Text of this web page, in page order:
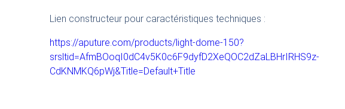
Lien constructeur pour caractéristiques techniques :
https://aputure.com/products/light-dome-150?
srsltid=AfmBOoqI0dC4v5K0c6F9dyfD2XeQOC2dZaLBHrIRHS9z-
CdKNMKQ6pWj&Title=Default+Title